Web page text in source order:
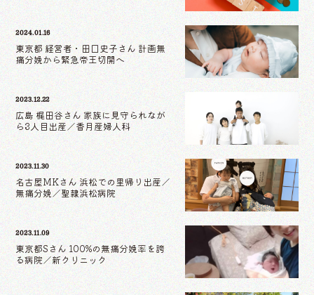
2024.01.16
東京都 経営者・田口史子さん 計画無
痛分娩から緊急帝王切開へ
2023.12.22
広島 梶田谷さん 家族に見守られなが
ら3人目出産／香月産婦人科
2023.11.30
名古屋MKさん 浜松での里帰り出産／
無痛分娩／聖隷浜松病院
2023.11.09
東京都Sさん 100%の無痛分娩率を誇
る病院／新クリニック